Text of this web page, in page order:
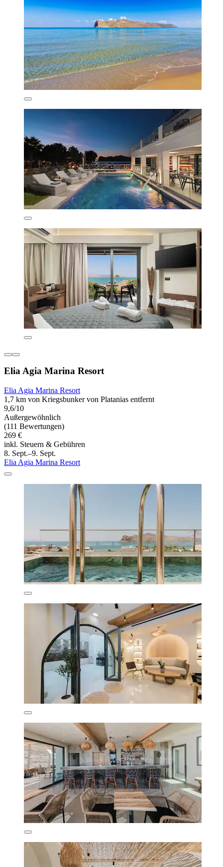
Elia Agia Marina Resort
Elia Agia Marina Resort
1,7 km von Kriegsbunker von Platanias entfernt
9,6/10
Außergewöhnlich
(111 Bewertungen)
269 €
inkl. Steuern & Gebühren
8. Sept.–9. Sept.
Elia Agia Marina Resort